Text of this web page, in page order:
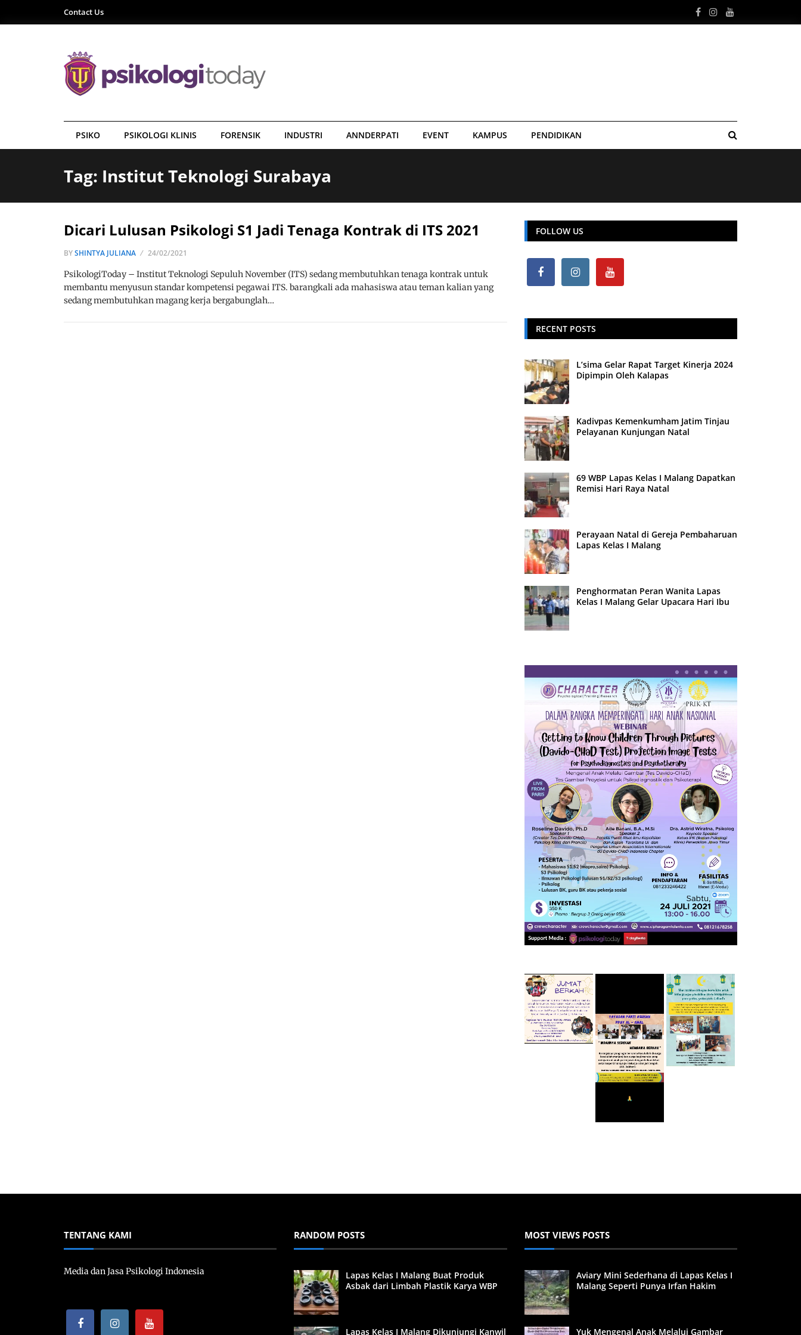
Contact Us
PSIKO PSIKOLOGI KLINIS FORENSIK INDUSTRI ANNDERPATI EVENT KAMPUS PENDIDIKAN
Tag: Institut Teknologi Surabaya
Dicari Lulusan Psikologi S1 Jadi Tenaga Kontrak di ITS 2021
BYSHINTYA JULIANA 24/02/2021
PsikologiToday – Institut Teknologi Sepuluh November (ITS) sedang membutuhkan tenaga kontrak untuk
membantu menyusun standar kompetensi pegawai ITS. barangkali ada mahasiswa atau teman kalian yang
sedang membutuhkan magang kerja bergabunglah…
FOLLOW US
RECENT POSTS
L’sima Gelar Rapat Target Kinerja 2024
Dipimpin Oleh Kalapas
Kadivpas Kemenkumham Jatim Tinjau
Pelayanan Kunjungan Natal
69 WBP Lapas Kelas I Malang Dapatkan
Remisi Hari Raya Natal
Perayaan Natal di Gereja Pembaharuan
Lapas Kelas I Malang
Penghormatan Peran Wanita Lapas
Kelas I Malang Gelar Upacara Hari Ibu
TENTANG KAMI
Media dan Jasa Psikologi Indonesia
RANDOM POSTS
Lapas Kelas I Malang Buat Produk
Asbak dari Limbah Plastik Karya WBP
Lapas Kelas I Malang Dikunjungi Kanwil
MOST VIEWS POSTS
Aviary Mini Sederhana di Lapas Kelas I
Malang Seperti Punya Irfan Hakim
Yuk Mengenal Anak Melalui Gambar